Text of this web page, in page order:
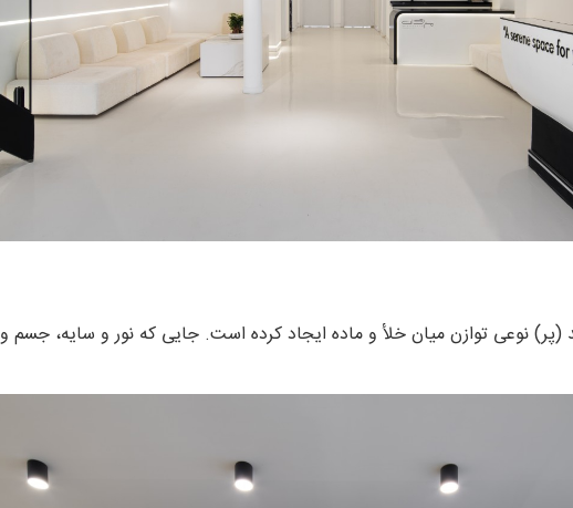
نوعی توازن میان خلأ و ماده ایجاد کرده است. جایی که نور و سایه، جسم و